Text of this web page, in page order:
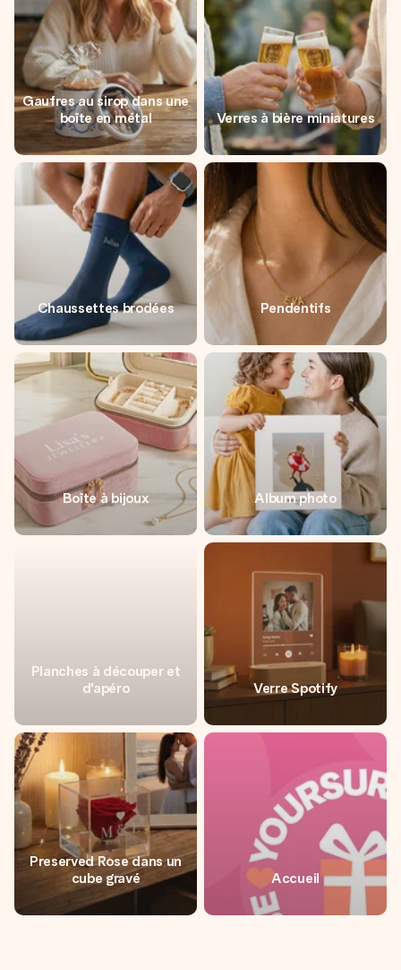
Gaufres au sirop dans une
boîte en métal
Verres à bière miniatures
Chaussettes brodées Pendentifs
Boîte à bijoux Album photo
Planches à découper et
d'apéro
Verre Spotify
Preserved Rose dans un
cube gravé
Accueil